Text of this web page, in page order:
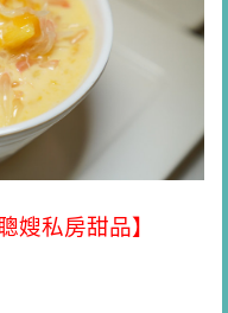
嫂私房甜品】